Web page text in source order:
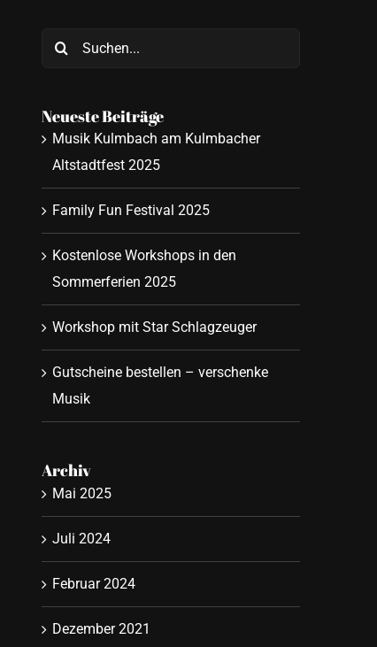
Suche
Neueste Beiträge
Musik Kulmbach am Kulmbacher
Altstadtfest 2025
Family Fun Festival 2025
Kostenlose Workshops in den
Sommerferien 2025
Workshop mit Star Schlagzeuger
Gutscheine bestellen – verschenke
Musik
Archiv
Mai 2025
Juli 2024
Februar 2024
Dezember 2021